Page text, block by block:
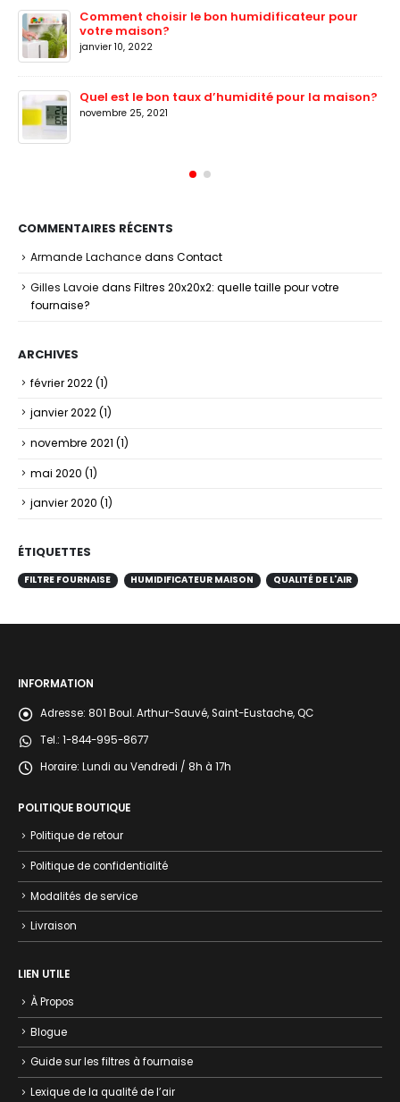
Comment choisir le bon humidificateur pour
votre maison?
janvier 10, 2022
Quel est le bon taux d’humidité pour la maison?
novembre 25, 2021
COMMENTAIRES RÉCENTS
Armande Lachance dans Contact
Gilles Lavoie dans Filtres 20x20x2: quelle taille pour votre
fournaise?
ARCHIVES
février 2022(1)
janvier 2022(1)
novembre 2021 (1)
mai 2020 (1)
janvier 2020 (1)
ÉTIQUETTES
FILTRE FOURNAISE HUMIDIFICATEUR MAISON QUALITÉ DE L'AIR
INFORMATION
Adresse: 801 Boul. Arthur-Sauvé, Saint-Eustache, QC
Tel.: 1-844-995-8677
Horaire: Lundi au Vendredi / 8h à 17h
POLITIQUE BOUTIQUE
Politique de retour
Politique de confidentialité
Modalités de service
Livraison
LIEN UTILE
À Propos
Blogue
Guide sur les filtres à fournaise
Lexique de la qualité de l’air